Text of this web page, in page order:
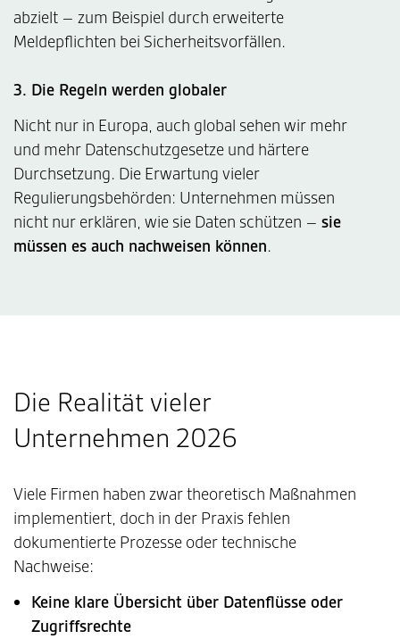
abzielt – zum Beispiel durch erweiterte
Meldepflichten bei Sicherheitsvorfällen.
3. Die Regeln werden globaler
Nicht nur in Europa, auch global sehen wir mehr
und mehr Datenschutzgesetze und härtere
Durchsetzung. Die Erwartung vieler
Regulierungsbehörden: Unternehmen müssen
nicht nur erklären, wie sie Daten schützen – sie
müssen es auch nachweisen können.
Die Realität vieler
Unternehmen 2026
Viele Firmen haben zwar theoretisch Maßnahmen
implementiert, doch in der Praxis fehlen
dokumentierte Prozesse oder technische
Nachweise:
Keine klare Übersicht über Datenflüsse oder
Zugriffsrechte